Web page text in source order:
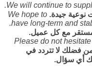
كما نقدم خدمة ممتازة بعد
أو مشكلة.
We will continue to
نوعية جيدة. We hope to
have long-term and
مع كل عميل.
Please do not
فضلك لا تتردد في
أي سؤال.